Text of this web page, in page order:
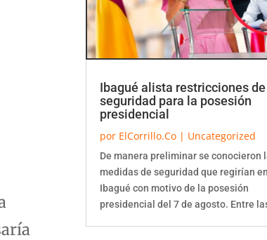
Ibagué alista restricciones de
seguridad para la posesión
presidencial
por ElCorrillo.Co| Uncategorized
De manera preliminar se conocieron
medidas de seguridad que regirían en
Ibagué con motivo de la posesión
presidencial del 7 de agosto. Entre